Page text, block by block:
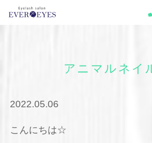
アニマルネイ
2022.05.06
こんにちは☆